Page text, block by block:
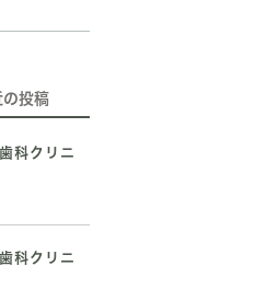
の投稿
科クリニ
科クリニ